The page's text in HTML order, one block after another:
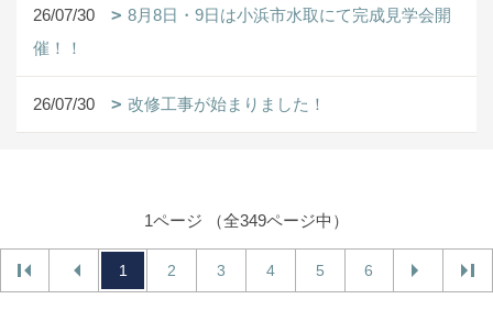
26/07/30
8月8日・9日は小浜市水取にて完成見学会開
催！！
26/07/30 改修工事が始まりました！
1ページ （全349ページ中）
1 2 3 4 5 6